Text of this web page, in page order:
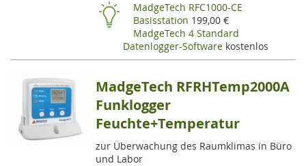
MadgeTech RFC1000-CE
Basisstation 199,00 €
MadgeTech 4 Standard
Datenlogger-Software kostenlos
MadgeTech RFRHTemp2000A
Funklogger
Feuchte+Temperatur
zur Überwachung des Raumklimas in Büro
und Labor